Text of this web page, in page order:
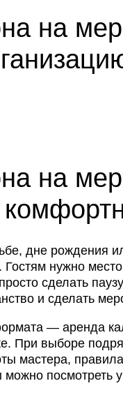
на
на
дне рождения
нужно
сделать
и сделать
— аренда
При выборе
мастера,
посмотреть у